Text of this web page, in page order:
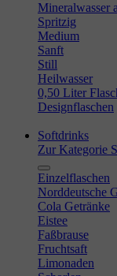
Mineralwasser
Spritzig
Medium
Sanft
Still
Heilwasser
0,50 Liter
Designflaschen
Softdrinks
Zur Kategorie
Einzelflaschen
Norddeutsche
Cola Getränke
Eistee
Faßbrause
Fruchtsaft
Limonaden